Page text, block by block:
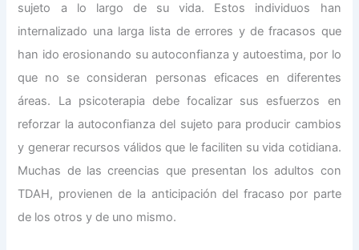
sujeto a lo largo de su vida. Estos individuos han
internalizado una larga lista de errores y de fracasos que
han ido erosionando su autoconfianza y autoestima, por lo
que no se consideran personas eficaces en diferentes
áreas. La psicoterapia debe focalizar sus esfuerzos en
reforzar la autoconfianza del sujeto para producir cambios
y generar recursos válidos que le faciliten su vida cotidiana.
Muchas de las creencias que presentan los adultos con
TDAH, provienen de la anticipación del fracaso por parte
de los otros y de uno mismo.